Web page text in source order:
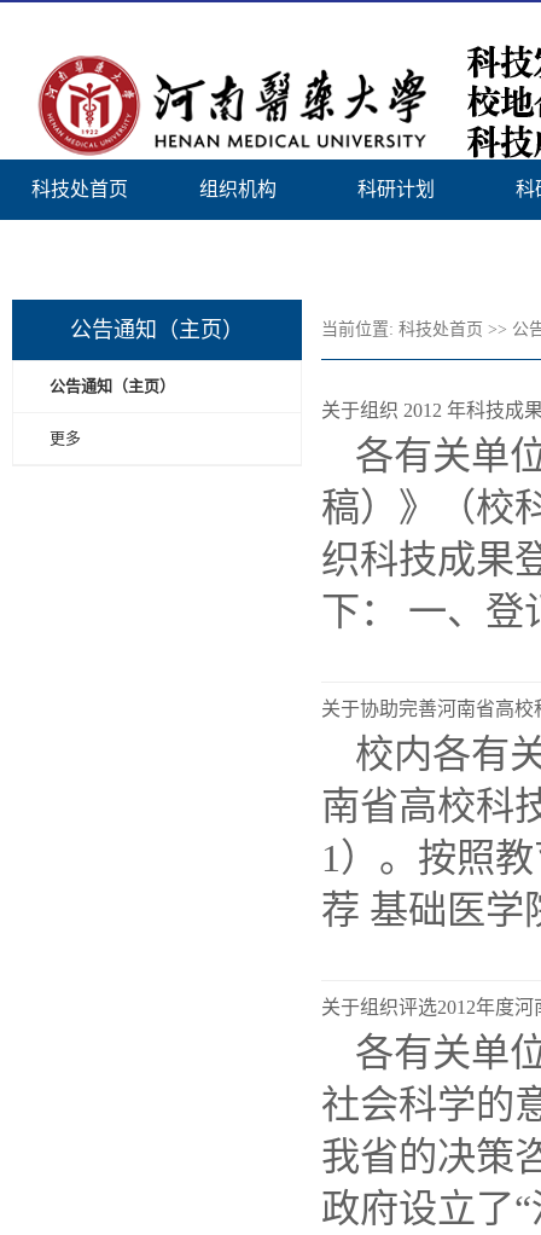
科技处首页 组织机构 科研计划 科
公告通知（主页）
公告通知（主页）
更多
当前位置: 科技处首页 >> 公
关于组织 2012 年科技成
各有关单
稿）》（校
织科技成果
下： 一、登
关于协助完善河南省高
校内各有
南省高校科
1）。按照
荐 基础医学
关于组织评选2012年度
各有关单
社会科学的
我省的决策
政府设立了